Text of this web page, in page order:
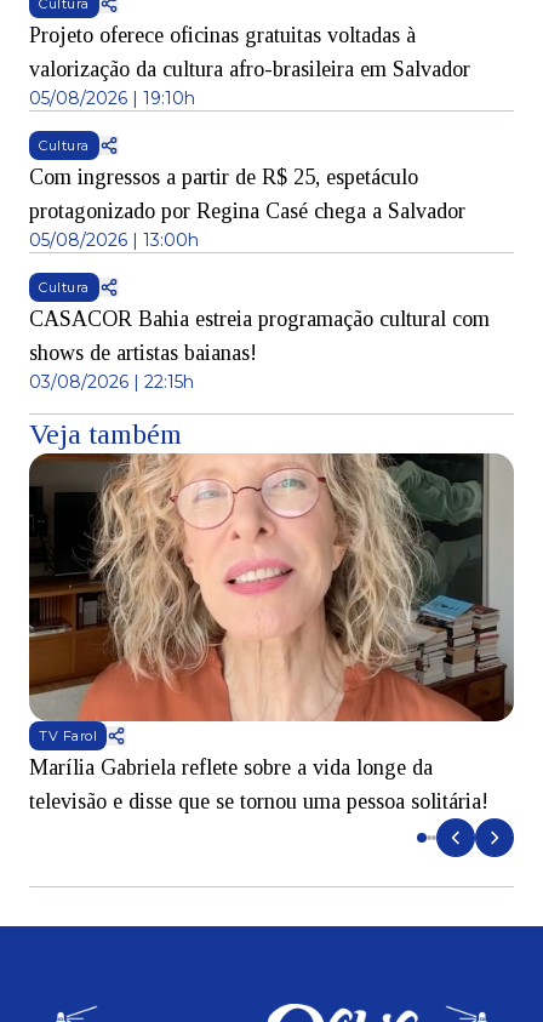
Cultura
Projeto oferece oficinas gratuitas voltadas à
valorização da cultura afro-brasileira em Salvador
05/08/2026 | 19:10h
Cultura
Com ingressos a partir de R$ 25, espetáculo
protagonizado por Regina Casé chega a Salvador
05/08/2026 | 13:00h
Cultura
CASACOR Bahia estreia programação cultural com
shows de artistas baianas!
03/08/2026 | 22:15h
Veja também
TV Farol
Marília Gabriela reflete sobre a vida longe da
televisão e disse que se tornou uma pessoa solitária!